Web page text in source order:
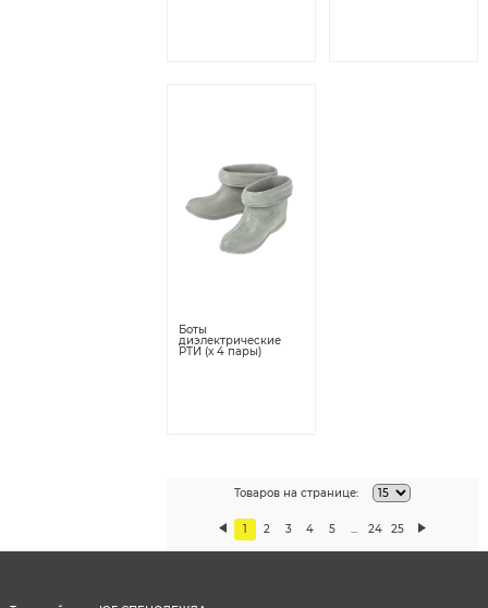
Боты
диэлектрические
РТИ (х 4 пары)
Товаров на странице:
1 2 3 4 5 ... 24 25